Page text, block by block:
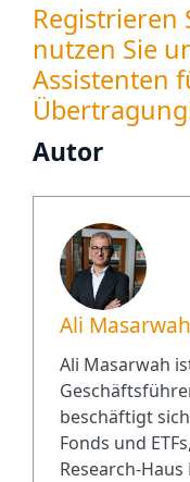
Registrieren
nutzen Sie
Assistenten
Autor
Ali Masarwah
Ali Masarwah
beschäftigt
Fonds und
Research-